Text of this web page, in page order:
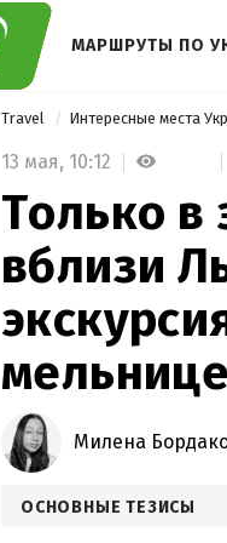
МАРШРУТЫ ПО
Travel Интересные места
13 мая, 10:12
Только в
вблизи
мельнице
Милена
ОСНОВНЫЕ ТЕЗИСЫ